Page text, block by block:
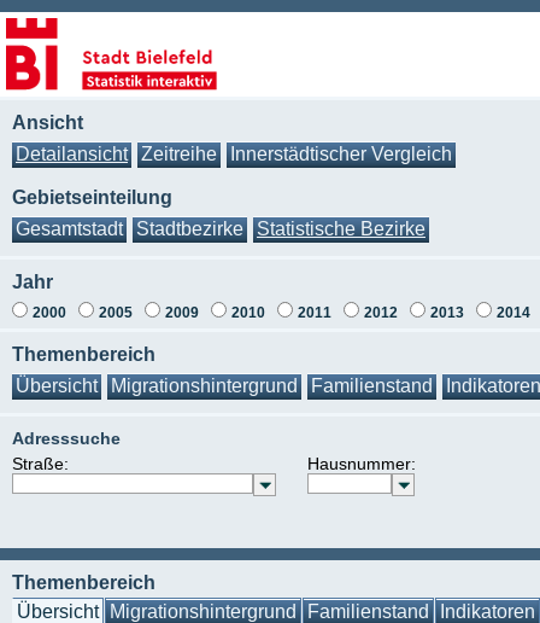
Ansicht
Detailansicht
Zeitreihe Innerstädtischer Vergleich
Gebietseinteilung
Gesamtstadt
Stadtbezirke Statistische Bezirke
Jahr
2000 2005 2009 2010 2011 2012 2013 2014
Themenbereich
Übersicht
Migrationshintergrund Familienstand Indikatoren
Adresssuche
Straße:
Hausnummer:
Themenbereich
Übersicht Migrationshintergrund Familienstand Indikatoren